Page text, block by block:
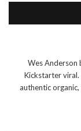
Wes Anderson
Kickstarter
authentic